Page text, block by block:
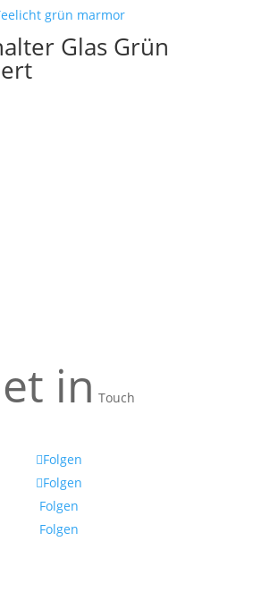
Glas Grün
in Touch
Folgen
Folgen
Folgen
Folgen